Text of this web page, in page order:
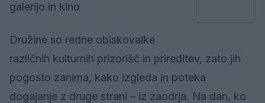
galerijo in kino
Družine so redne obiskovalke
različnih kulturnih prizorišč in prireditev, zato jih
pogosto zanima, kako izgleda in poteka
dogajanje z druge strani – iz zaodrja. Na dan, ko